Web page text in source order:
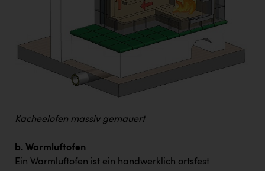
Kacheelofen massiv gemauert
b. Warmluftofen
Ein Warmluftofen ist ein handwerklich ortsfest